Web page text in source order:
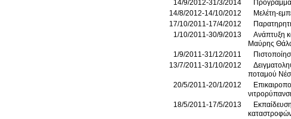
14/9/2012-31/3/2014
14/8/2012-14/10/2012
Μελέτη-
17/10/2011-17/4/2012
1/10/2011-30/9/2013
Ανάπτυξη
Μαύρης
1/9/2011-31/12/2011
13/7/2011-31/10/2012
ποταμού
20/5/2011-20/1/2012
18/5/2011-17/5/2013